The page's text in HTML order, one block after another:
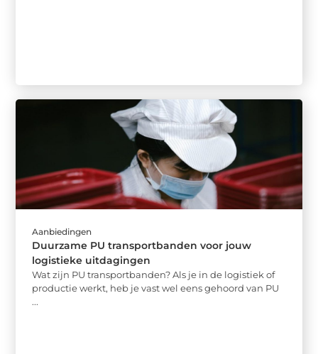
Aanbiedingen
Duurzame PU transportbanden voor jouw
logistieke uitdagingen
Wat zijn PU transportbanden? Als je in de logistiek of
productie werkt, heb je vast wel eens gehoord van PU
...